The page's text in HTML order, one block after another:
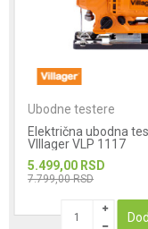
Ubodne testere
Električna ubodna
VIllager VLP 1117
5.499,00 RSD
7.799,00RSD